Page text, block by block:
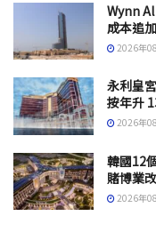
Wynn
成本追
2026年
永利皇
按年升
2026年
韓國12
賭博業
2026年